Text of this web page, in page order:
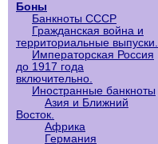
Боны
Банкноты СССР
Гражданская война и
территориальные выпуски.
Императорская Россия
до 1917 года
включительно.
Иностранные банкноты
Азия и Ближний
Восток.
Африка
Германия